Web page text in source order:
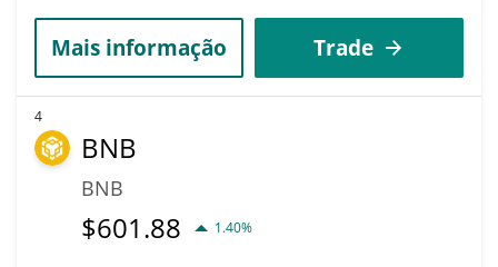
Mais informação Trade
4
BNB
BNB
$601.88 1.40%